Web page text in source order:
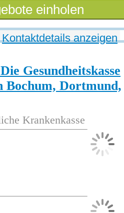
einholen
Gesundheitskasse
Bochum, Dortmund,
Krankenkasse
Kontaktdetails anzeigen